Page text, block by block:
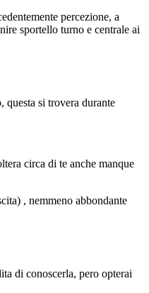
percezione, a
sportello turno e centrale ai
questa si trovera durante
circa di te anche manque
, nemmeno abbondante
di conoscerla, pero opterai